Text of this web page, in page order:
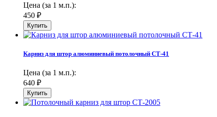
Цена (за 1 м.п.):
450 ₽
Карниз для штор алюминиевый потолочный СТ-41
Цена (за 1 м.п.):
640 ₽